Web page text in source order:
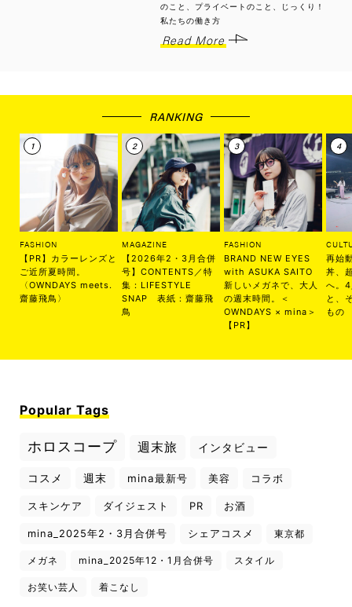
のこと、プライベートのこと、じっくり！
私たちの働き方
Read More
RANKING
FASHION
【PR】カラーレンズと
ご近所夏時間。
〈OWNDAYS meets.
齋藤飛鳥〉
MAGAZINE
【2026年2・3月合併
号】CONTENTS／特
集：LIFESTYLE
SNAP 表紙：齋藤飛
鳥
FASHION
BRAND NEW EYES
with ASUKA SAITO
新しいメガネで、大人
の週末時間。＜
OWNDAYS × mina＞
【PR】
再始
丼、
へ。
と、
もの
Popular Tags
ホロスコープ 週末旅 インタビュー
コスメ 週末 mina最新号 美容 コラボ
スキンケア ダイジェスト PR お酒
mina_2025年2・3月合併号 シェアコスメ 東京都
メガネ mina_2025年12・1月合併号 スタイル
お笑い芸人 着こなし